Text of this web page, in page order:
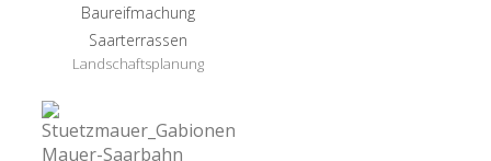
Baureifmachung
Saarterrassen
Landschaftsplanung